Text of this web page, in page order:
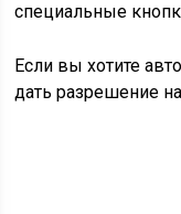
специальные
Если вы хотите
дать разрешение